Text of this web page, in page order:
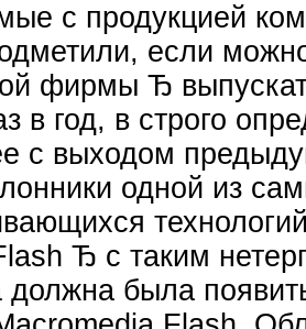
с продукцией
если
фирмы Ђ
в год, в строго
с выходом
одной из
Ђ с таким
должна была